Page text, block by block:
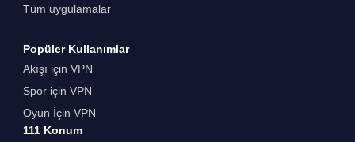
Tüm uygulamalar
Popüler Kullanımlar
Akışı için VPN
Spor için VPN
Oyun İçin VPN
111 Konum